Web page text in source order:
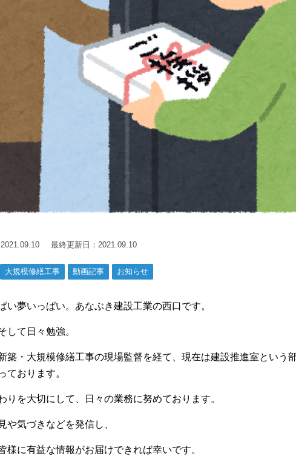
2021.09.10 最終更新日：2021.09.10
大規模修繕工事 動画記事 お知らせ
い夢いっぱい。あなぶき建設工業の西口です。
して日々勉強。
築・大規模修繕工事の現場監督を経て、現在は建設推進室という
ております。
りを大切にして、日々の業務に努めております。
や気づきなどを発信し、
様に有益な情報がお届けできれば幸いです。